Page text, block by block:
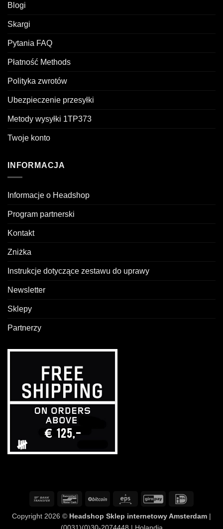
Blogi
Skargi
Pytania FAQ
Płatność Methods
Polityka zwrotów
Ubezpieczenie przesyłki
Metody wysyłki 1TP373
Twoje konto
INFORMACJA
Informacje o Headshop
Program partnerski
Kontakt
Zniżka
Instrukcje dotyczące zestawu do uprawy
Newsletter
Sklepy
Partnerzy
Przelew
BancontactBitCoin Eps GiroPay
Copyright 2026 © Headshop Sklep internetowy Amsterdam |